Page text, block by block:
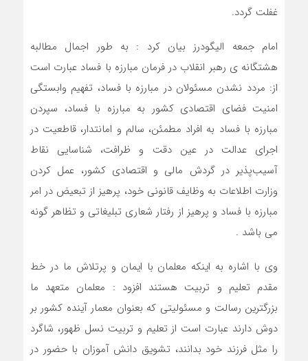
غفلت گردد.
امام جمعه الیگودرز بیان کرد : به طور اجمال مطالبه
هشتگانه ی رهبر انقلاب در فرمان مبارزه با فساد عبارت است
از: مردد نشدن مسئولان در مبارزه با فساد، تفهیم وابستگی
امنیت فضای اقتصادی کشور به مبارزه با فساد، سپردن
مبارزه با فساد به افراد مطمئن، سالم و امانتدار، قاطعیت در
اجرای عدالت در عین دقت و ظرافت، شناسایی نقاط
آسیب‌پذیر در گردش مالی و اقتصادی کشور، عمل کردن
وزارت اطلاعات به وظایف قانونی خود، پرهیز از تبعیض در امر
مبارزه با فساد و پرهیز از رفتار شعاری تبلیغاتی و تظاهر گونه
می باشد .
وی با اشاره به اینکه معلمان با ایمان و پرتلاش ما در خط
مقدم تعلیم و تربیت هستند افزود : معلمان متعهد ما
بزرگترین رسالت و مسئولیتی که بعنوان معمار آینده کشور بر
دوش دارند عبارت است از تعلیم و تربیت نسل ظهور، شاگرد
را مثل فرزند خود بدانند، تشویق دانش آموزان با حضور در